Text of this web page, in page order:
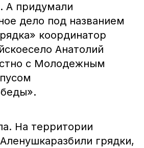
А придумали
дело под названием
координатор
Анатолий
с Молодежным
На территории
грядки,